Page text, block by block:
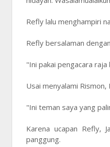
Refly lalu menghampiri
Refly bersalaman
"Ini pakai pengacara
Usai menyalami Rismon,
"Ini teman saya yang
Karena ucapan Refly,
panggung.